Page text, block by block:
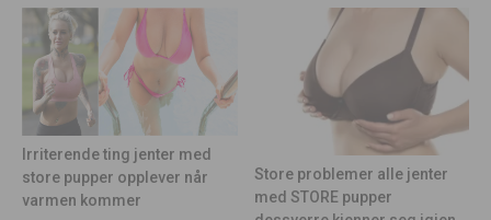
Irriterende ting jenter med
store pupper opplever når
varmen kommer
Store problemer alle jenter
med STORE pupper